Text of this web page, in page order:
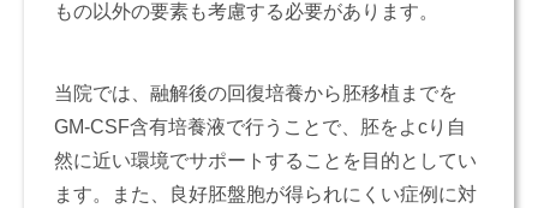
もの以外の要素も考慮する必要があります。
当院では、融解後の回復培養から胚移植までを
GM-CSF含有培養液で行うことで、胚をよcり自
然に近い環境でサポートすることを目的としてい
ます。また、良好胚盤胞が得られにくい症例に対